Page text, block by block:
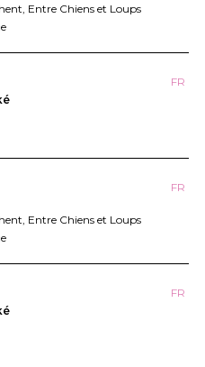
Entre Chiens et Loups
FR
FR
Entre Chiens et Loups
FR